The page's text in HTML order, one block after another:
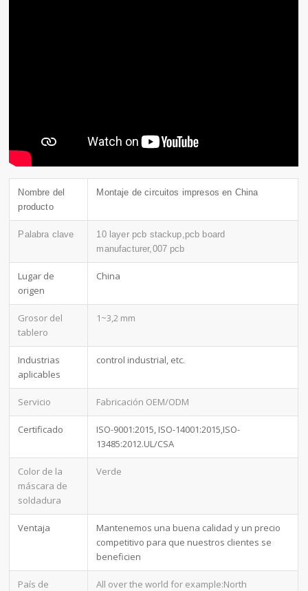
Nombre del
producto
Montaje de circuitos impresos en China
Palabra clave
10 layer pcb stackup,pcb board
manufacturer,007 pcb
Lugar de
origen
China
Grosor del
tablero
1~3,2 mm
Industrias
aplicables
control industrial, etc.
Servicio Fabricación OEM/ODM
Certificado
ISO-9001:2015, ISO-14001:2015,ISO-
13485:2012.UL/CSA
Color de la
máscara de
soldadura
Verde
Ventaja
Mantenemos una buena calidad y un precio
competitivo para que nuestros clientes se
beneficien
País de
All over the world for example:North